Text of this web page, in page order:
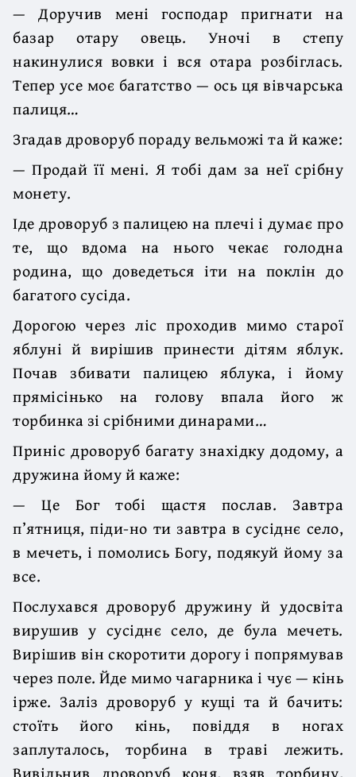
— Доручив мені господар пригнати на
базар отару овець. Уночі в степу
накинулися вовки і вся отара розбіглась.
Тепер усе моє багатство — ось ця вівчарська
палиця…
Згадав дроворуб пораду вельможі та й каже:
— Продай її мені. Я тобі дам за неї срібну
монету.
Іде дроворуб з палицею на плечі і думає про
те, що вдома на нього чекає голодна
родина, що доведеться іти на поклін до
багатого сусіда.
Дорогою через ліс проходив мимо старої
яблуні й вирішив принести дітям яблук.
Почав збивати палицею яблука, і йому
прямісінько на голову впала його ж
торбинка зі срібними динарами…
Приніс дроворуб багату знахідку додому, а
дружина йому й каже:
— Це Бог тобі щастя послав. Завтра
п’ятниця, піди-но ти завтра в сусіднє село,
в мечеть, і помолись Богу, подякуй йому за
все.
Послухався дроворуб дружину й удосвіта
вирушив у сусіднє село, де була мечеть.
Вирішив він скоротити дорогу і попрямував
через поле. Йде мимо чагарника і чує — кінь
ірже. Заліз дроворуб у кущі та й бачить:
стоїть його кінь, повіддя в ногах
заплуталось, торбина в траві лежить.
Вивільнив дроворуб коня, взяв торбину,